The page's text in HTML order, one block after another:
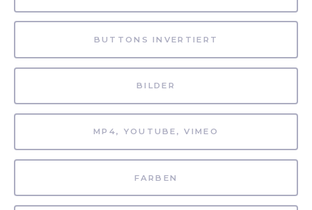
BUTTONS INVERTIERT
BILDER
MP4, YOUTUBE, VIMEO
FARBEN